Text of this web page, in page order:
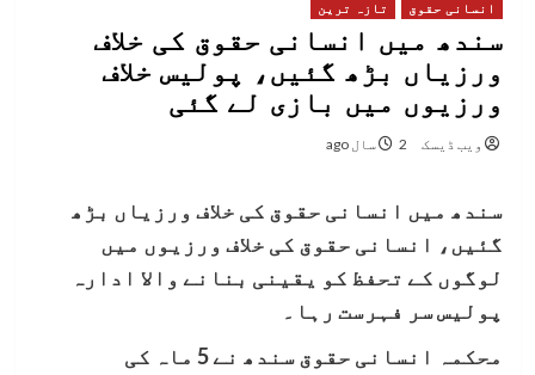
انسانی حقوق تازہ ترین
سندھ میں انسانی حقوق کی خلاف
ورزیاں بڑھ گئیں، پولیس خلاف
ورزیوں میں بازی لے گئی
ویب ڈیسک 2 سال ago
سندھ میں انسانی حقوق کی خلاف ورزیاں بڑھ
گئیں، انسانی حقوق کی خلاف ورزیوں میں
لوگوں کے تحفظ کو یقینی بنانے والا ادارہ
پولیس سر فہرست رہا۔
محکمہ انسانی حقوق سندھ نے 5 ماہ کی